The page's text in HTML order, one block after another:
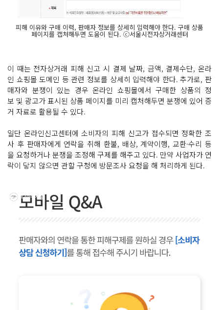
피해 이유와 구매 이력, 판매자 정보를 상세히 입력해야 한다. 구매 상품
페이지를 캡처해두면 도움이 된다. ⓒ서울시전자상거래센터
이 때는 전자상거래 피해 신고 시 결제 날짜, 금액, 결제수단, 온라
인 쇼핑몰 도메인 등 관련 정보를 상세히 입력해야 한다. 추가로, 판
매자와 분쟁이 있는 경우 온라인 쇼핑몰에서 구매한 상품의 정
보 및 광고가 표시된 상품 페이지를 미리 캡처해두면 분쟁에 있어 증
거 자료로 활용될 수 있다.
일단 온라인신고센터에 소비자의 피해 신고가 접수되면 정확한 조
사 후 판매자에게 연락을 취해 환불, 배상, 계약이행, 교환·수리 등
을 요청하거나 분쟁을 조정해 구제를 해주고 있다. 만약 사업자가 연
락이 닿지 않으면 관할 구청에 방문조사 요청을 해 처리하게 된다.